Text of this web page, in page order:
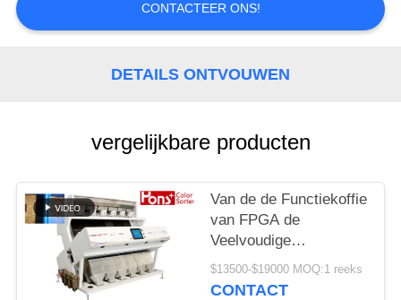
SITEMAP
CONTACTEER ONS!
DETAILS ONTVOUWEN
vergelijkbare producten
Van de de Functiekoffie
van FPGA de
Veelvoudige
Sorteermachine van de
de Bonenkleur
$13500-$19000 MOQ:1 reeks
CONTACT